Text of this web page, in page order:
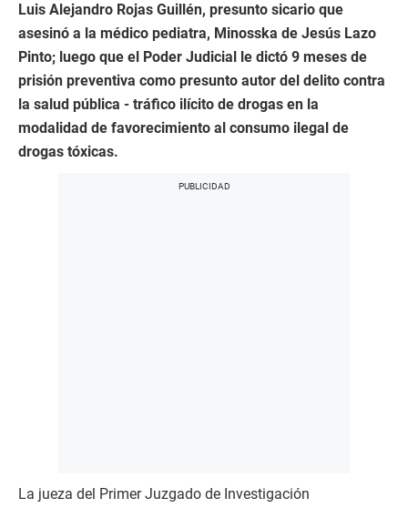
Luis Alejandro Rojas Guillén, presunto sicario que
asesinó a la médico pediatra, Minosska de Jesús Lazo
Pinto; luego que el Poder Judicial le dictó 9 meses de
prisión preventiva como presunto autor del delito contra
la salud pública - tráfico ilícito de drogas en la
modalidad de favorecimiento al consumo ilegal de
drogas tóxicas.
La jueza del Primer Juzgado de Investigación